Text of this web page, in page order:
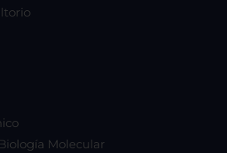
Molecular